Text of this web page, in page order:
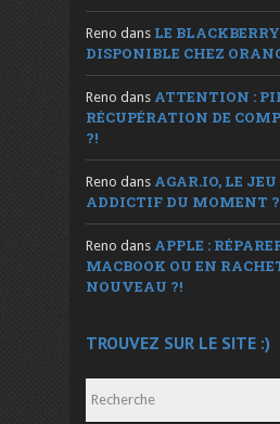
Reno dans LE
DISPONIBLE CHEZ
Reno dans ATTENTION :
RÉCUPÉRATION DE
?!
Reno dans AGAR.IO, LE
ADDICTIF DU MOMENT ?
Reno dans APPLE :
MACBOOK OU EN
NOUVEAU ?!
TROUVEZ SUR LE SITE :)